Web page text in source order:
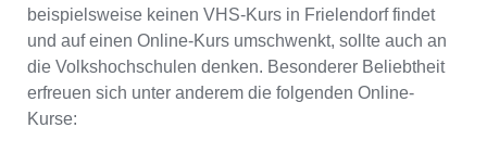
beispielsweise keinen VHS-Kurs in Frielendorf findet
und auf einen Online-Kurs umschwenkt, sollte auch an
die Volkshochschulen denken. Besonderer Beliebtheit
erfreuen sich unter anderem die folgenden Online-
Kurse: